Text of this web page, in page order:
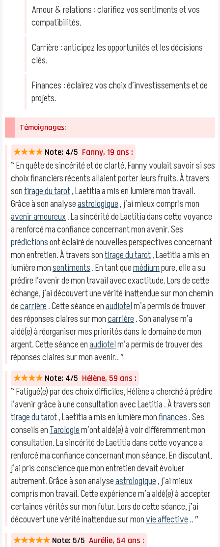
Amour & relations : clarifiez vos sentiments et vos
compatibilités.
Carrière : anticipez les opportunités et les décisions
clés.
Finances : éclairez vos choix d’investissements et de
projets.
Témoignages:
★★★★ Note: 4/5 Fanny, 19 ans :
‶ En quête de sincérité et de clarté, Fanny voulait savoir si ses
choix financiers récents allaient porter leurs fruits. À travers
sontirage du tarot, Laetitia a mis en lumière mon travail.
Grâce à son analyseastrologique, j’ai mieux compris mon
avenir amoureux. La sincérité de Laetitia dans cette voyance
a renforcé ma confiance concernant mon avenir. Ses
prédictionsont éclairé de nouvelles perspectives concernant
mon entretien. À travers sontirage du tarot, Laetitia a mis en
lumière monsentiments. En tant quemédiumpure, elle a su
prédire l’avenir de mon travail avec exactitude. Lors de cette
échange, j’ai découvert une vérité inattendue sur mon chemin
decarrière. Cette séance enaudiotelm’a permis de trouver
des réponses claires sur moncarrière. Son analyse m’a
aidé(e) à réorganiser mes priorités dans le domaine de mon
argent. Cette séance enaudiotelm’a permis de trouver des
réponses claires sur mon avenir.. ″
★★★★ Note: 4/5 Hélène, 59 ans :
‶ Fatigué(e) par des choix difficiles, Hélène a cherché à prédire
l’avenir grâce à une consultation avec Laetitia . À travers son
tirage du tarot, Laetitia a mis en lumière monfinances. Ses
conseils enTarologiem’ont aidé(e) à voir différemment mon
consultation. La sincérité de Laetitia dans cette voyance a
renforcé ma confiance concernant mon séance. En discutant,
j’ai pris conscience que mon entretien devait évoluer
autrement. Grâce à son analyseastrologique, j’ai mieux
compris mon travail. Cette expérience m’a aidé(e) à accepter
certaines vérités sur mon futur. Lors de cette séance, j’ai
découvert une vérité inattendue sur monvie affective.. ″
★★★★★ Note: 5/5 Aurélie, 54 ans :